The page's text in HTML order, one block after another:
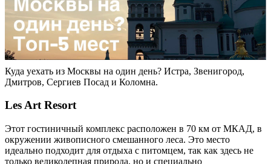
Куда уехать из Москвы на один день? Истра, Звенигород,
Дмитров, Сергиев Посад и Коломна.
Les Art Resort
Этот гостиничный комплекс расположен в 70 км от МКАД, в
окружении живописного смешанного леса. Это место
идеально подходит для отдыха с питомцем, так как здесь не
только великолепная природа, но и специально